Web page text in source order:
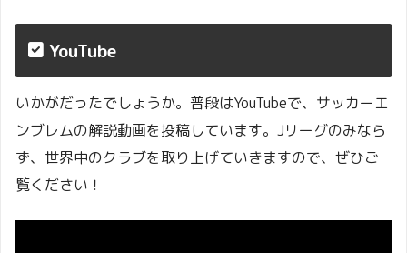
YouTube
いかがだったでしょうか。普段はYouTubeで、サッカーエ
ンブレムの解説動画を投稿しています。Jリーグのみなら
ず、世界中のクラブを取り上げていきますので、ぜひご
覧ください！